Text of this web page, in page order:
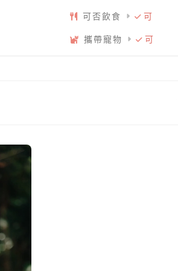
可否飲食 可
攜帶寵物 可